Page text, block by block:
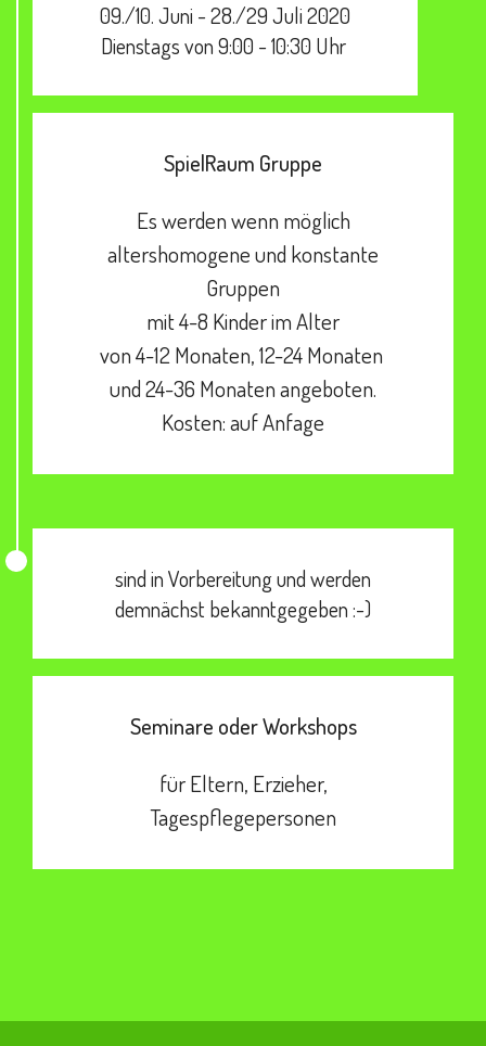
09./10. Juni - 28./29 Juli 2020
Dienstags von 9:00 - 10:30 Uhr
SpielRaum Gruppe
Es werden wenn möglich
altershomogene und konstante
Gruppen
mit 4-8 Kinder im Alter
von 4-12 Monaten, 12-24 Monaten
und 24-36 Monaten angeboten.
Kosten: auf Anfage
sind in Vorbereitung und werden
demnächst bekanntgegeben :-)
Seminare oder Workshops
für Eltern, Erzieher,
Tagespflegepersonen